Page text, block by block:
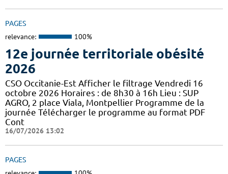
PAGES
relevance: 100%
12e journée territoriale obésité
2026
CSO Occitanie-Est Afficher le filtrage Vendredi 16
octobre 2026 Horaires : de 8h30 à 16h Lieu : SUP
AGRO, 2 place Viala, Montpellier Programme de la
journée Télécharger le programme au format PDF
Cont
16/07/2026 13:02
PAGES